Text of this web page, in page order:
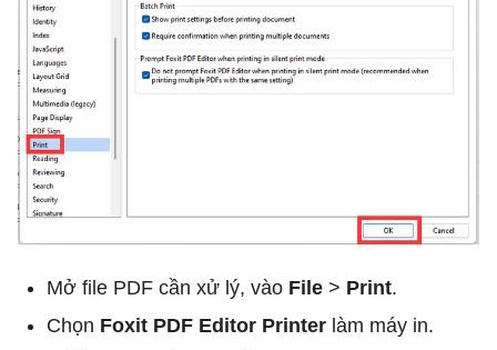
Mở file PDF cần xử lý, vào File > Print.
Chọn Foxit PDF Editor Printer làm máy in.